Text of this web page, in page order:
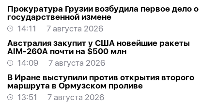
Прокуратура Грузии возбудила первое дело о
государственной измене
14:11
7 августа 2026
Австралия закупит у США новейшие ракеты
AIM-260A почти на $500 млн
14:09
7 августа 2026
В Иране выступили против открытия второго
маршрута в Ормузском проливе
13:51
7 августа 2026